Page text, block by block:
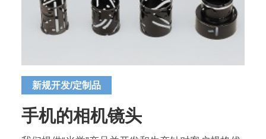
新规开发/定制品
手机的相机镜头